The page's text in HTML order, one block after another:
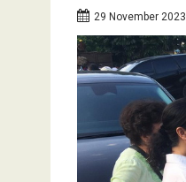
29 November 2023